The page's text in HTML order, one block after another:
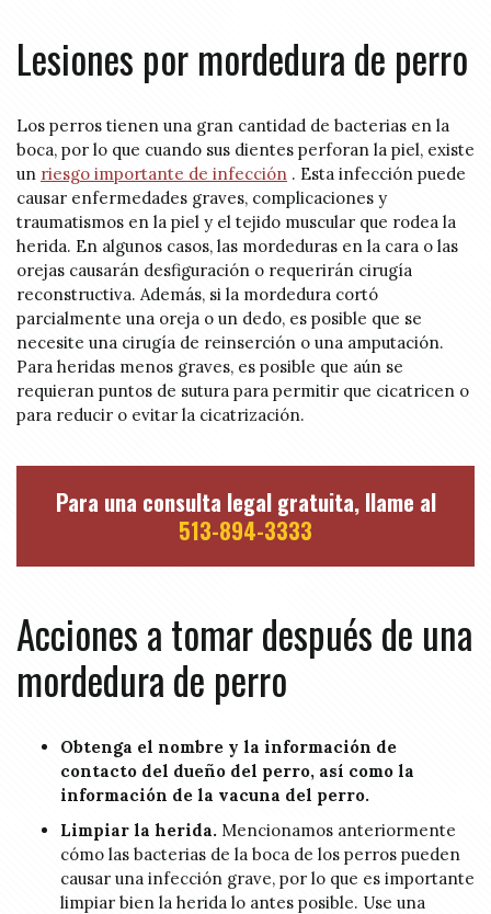
Lesiones por mordedura de perro
Los perros tienen una gran cantidad de bacterias en la
boca, por lo que cuando sus dientes perforan la piel, existe
un riesgo importante de infección . Esta infección puede
causar enfermedades graves, complicaciones y
traumatismos en la piel y el tejido muscular que rodea la
herida. En algunos casos, las mordeduras en la cara o las
orejas causarán desfiguración o requerirán cirugía
reconstructiva. Además, si la mordedura cortó
parcialmente una oreja o un dedo, es posible que se
necesite una cirugía de reinserción o una amputación.
Para heridas menos graves, es posible que aún se
requieran puntos de sutura para permitir que cicatricen o
para reducir o evitar la cicatrización.
Para una consulta legal gratuita, llame al
513-894-3333
Acciones a tomar después de una
mordedura de perro
Obtenga el nombre y la información de
contacto del dueño del perro, así como la
información de la vacuna del perro.
Limpiar la herida. Mencionamos anteriormente
cómo las bacterias de la boca de los perros pueden
causar una infección grave, por lo que es importante
limpiar bien la herida lo antes posible. Use una